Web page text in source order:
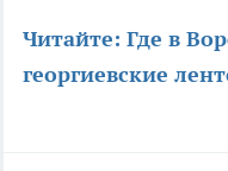
Читайте: Где в
георгиевские